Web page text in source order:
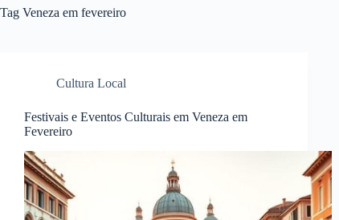
Tag Veneza em fevereiro
Cultura Local
Festivais e Eventos Culturais em Veneza em
Fevereiro